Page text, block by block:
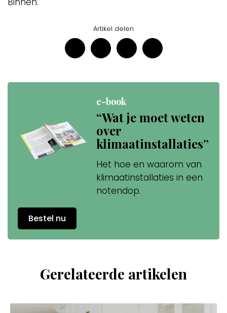
Artikel delen
e-book
“Wat je moet weten
over
klimaatinstallaties”
Het hoe en waarom van
klimaatinstallaties in een
notendop.
Bestel nu
Gerelateerde artikelen